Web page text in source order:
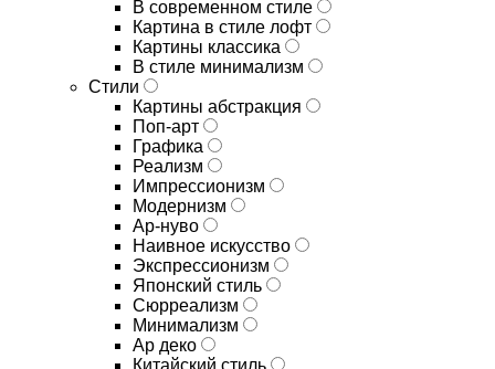
В современном стиле
Картина в стиле лофт
Картины классика
В стиле минимализм
Стили
Картины абстракция
Поп-арт
Графика
Реализм
Импрессионизм
Модернизм
Ар-нуво
Наивное искусство
Экспрессионизм
Японский стиль
Сюрреализм
Минимализм
Ар деко
Китайский стиль